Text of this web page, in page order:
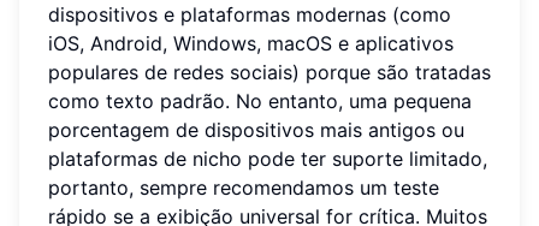
dispositivos e plataformas modernas (como
iOS, Android, Windows, macOS e aplicativos
populares de redes sociais) porque são tratadas
como texto padrão. No entanto, uma pequena
porcentagem de dispositivos mais antigos ou
plataformas de nicho pode ter suporte limitado,
portanto, sempre recomendamos um teste
rápido se a exibição universal for crítica. Muitos